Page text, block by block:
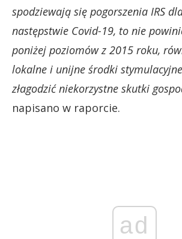
spodziewają się pogorszenia IRS
następstwie Covid-19, to nie
poniżej poziomów z 2015 roku,
lokalne i unijne środki
złagodzić niekorzystne skutki
napisano w raporcie.
ad